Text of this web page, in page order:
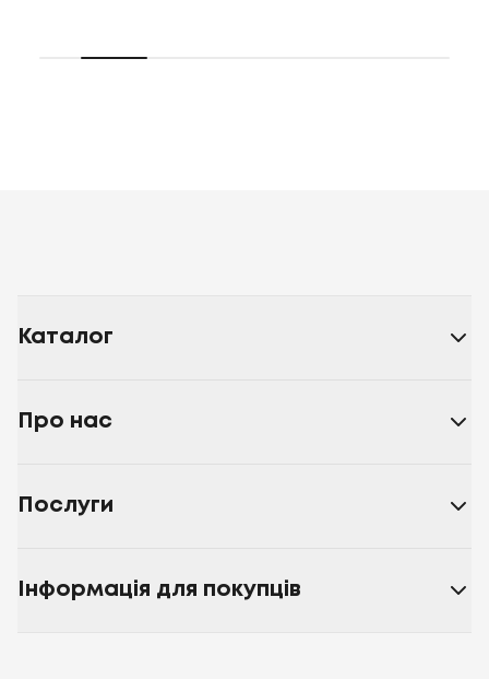
Каталог
Про нас
Послуги
Інформація для покупців